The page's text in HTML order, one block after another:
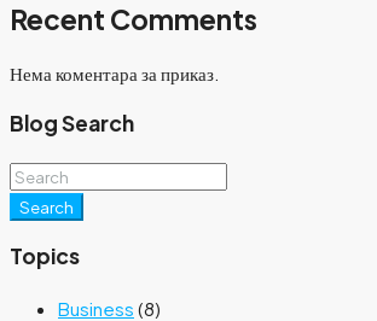
Recent Comments
Нема коментара за приказ.
Blog Search
Search
Topics
Business (8)